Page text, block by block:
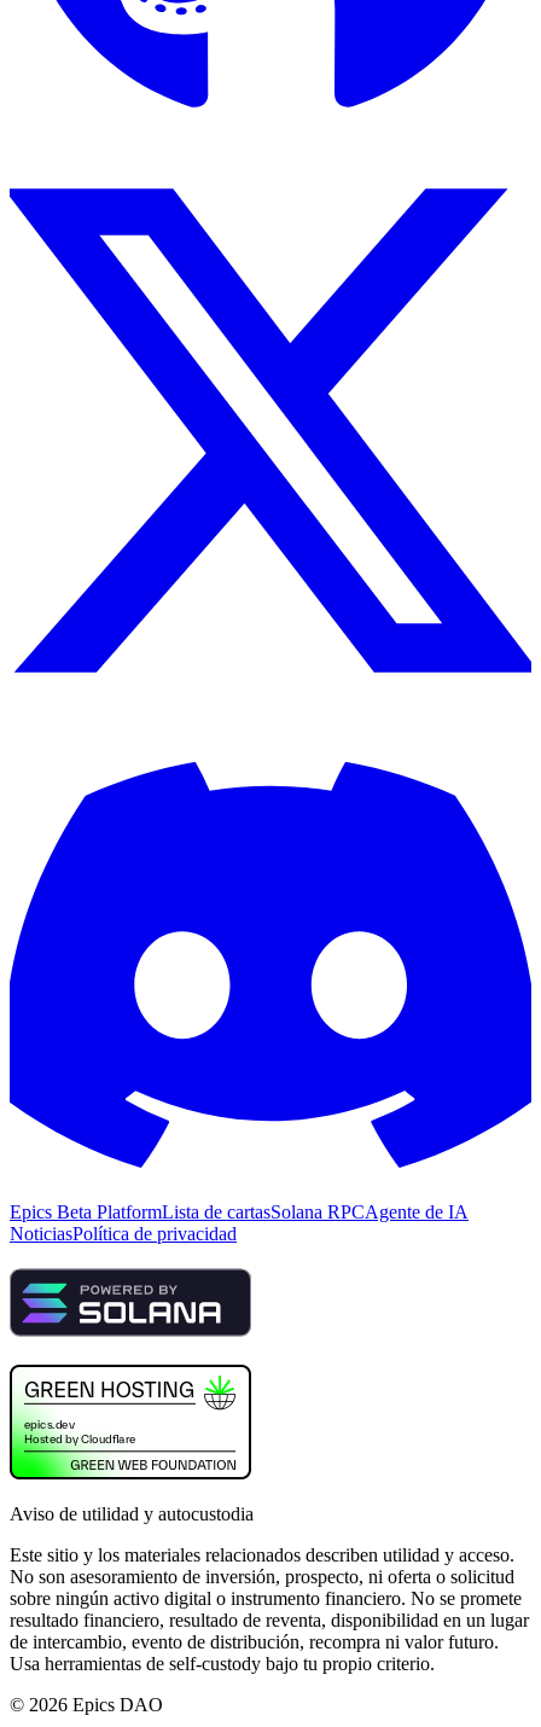
Epics Beta PlatformLista de cartasSolana RPCAgente de IA
NoticiasPolítica de privacidad
Aviso de utilidad y autocustodia
Este sitio y los materiales relacionados describen utilidad y acceso.
No son asesoramiento de inversión, prospecto, ni oferta o solicitud
sobre ningún activo digital o instrumento financiero. No se promete
resultado financiero, resultado de reventa, disponibilidad en un lugar
de intercambio, evento de distribución, recompra ni valor futuro.
Usa herramientas de self-custody bajo tu propio criterio.
© 2026 Epics DAO